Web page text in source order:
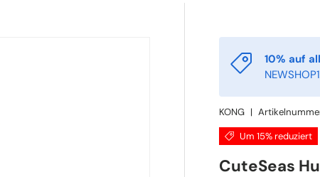
10% auf
KONG |
Um 15% reduziert
KONG
CuteSeas